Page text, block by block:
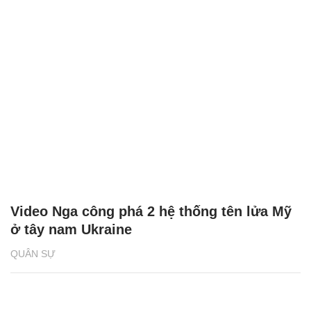
QUÂN SỰ
Video Nga công phá 2 hệ thống tên lửa Mỹ
ở tây nam Ukraine